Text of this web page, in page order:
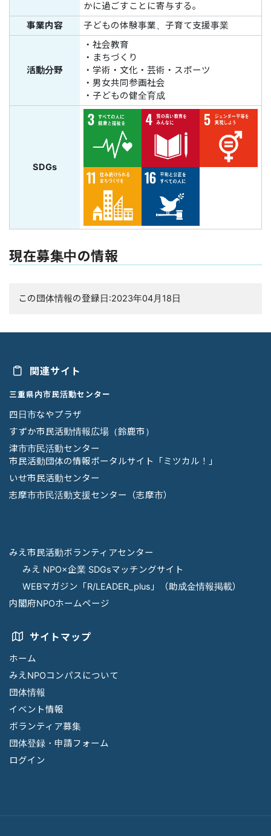
かに過ごすことに寄与する。
事業内容
子どもの体験事業、子育て支援事業
活動分野
・社会教育
・まちづくり
・学術・文化・芸術・スポーツ
・男女共同参画社会
・子どもの健全育成
SDGs
現在募集中の情報
この団体情報の登録日:2023年04月18日
関連サイト
三重県内市民活動センター
四日市なやプラザ
すずか市民活動情報広場（鈴鹿市）
津市市民活動センター
市民活動団体の情報ポータルサイト「ミツカル！」
いせ市民活動センター
志摩市市民活動支援センター（志摩市）
みえ市民活動ボランティアセンター
みえ NPO×企業 SDGsマッチングサイト
WEBマガジン「R/LEADER_plus」（助成金情報掲載）
内閣府NPOホームページ
サイトマップ
ホーム
みえNPOコンパスについて
団体情報
イベント情報
ボランティア募集
団体登録・申請フォーム
ログイン